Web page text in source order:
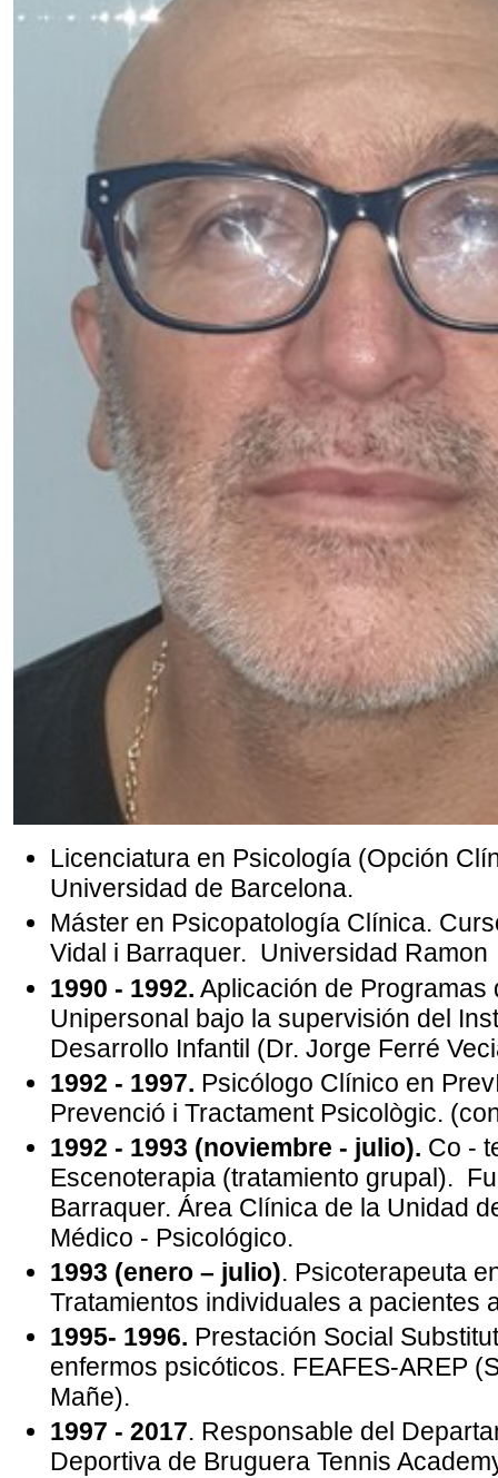
Licenciatura en Psicología (Opción
Universidad de Barcelona.
Máster en Psicopatología Clínica.
Vidal i Barraquer. Universidad
1990 - 1992. Aplicación de Programas
Unipersonal bajo la supervisión del
Desarrollo Infantil (Dr. Jorge Ferré
1992 - 1997. Psicólogo Clínico en
Prevenció i Tractament Psicològic.
1992 - 1993 (noviembre - julio). Co -
Escenoterapia (tratamiento grupal).
Barraquer. Área Clínica de la Unidad
Médico - Psicológico.
1993 (enero – julio). Psicoterapeuta
Tratamientos individuales a pacientes
1995- 1996. Prestación Social
enfermos psicóticos. FEAFES-AREP
Mañe).
1997 - 2017. Responsable del
Deportiva de Bruguera Tennis